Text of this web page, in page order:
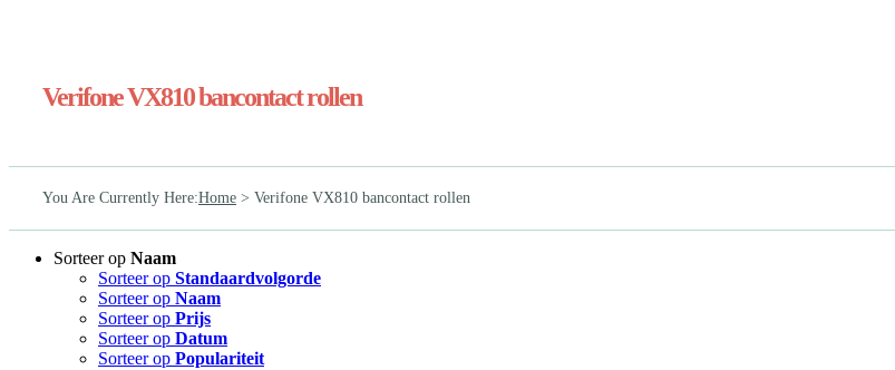
Verifone VX810 bancontact rollen
You Are Currently Here:Home > Verifone VX810 bancontact rollen
Sorteer op Naam
Sorteer op Standaardvolgorde
Sorteer op Naam
Sorteer op Prijs
Sorteer op Datum
Sorteer op Populariteit